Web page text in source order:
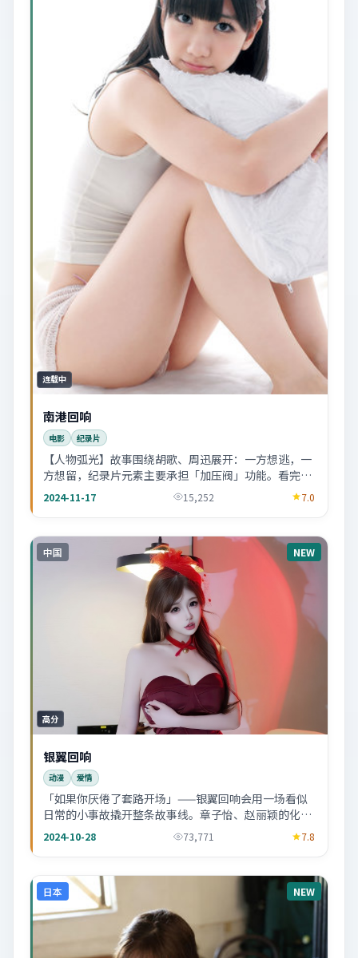
连载中
南港回响
电影 纪录片
【人物弧光】故事围绕胡歌、周迅展开：一方想逃，一
方想留，纪录片元素主要承担「加压阀」功能。看完会
忍不住回想某个配角的眼神。
2024-11-17 15,252 7.0
中国 NEW
高分
银翼回响
动漫 爱情
「如果你厌倦了套路开场」——银翼回响会用一场看似
日常的小事故撬开整条故事线。章子怡、赵丽颖的化学
反应偏慢热，越往后越上头。
2024-10-28 73,771 7.8
日本 NEW